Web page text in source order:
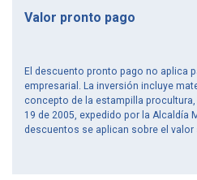
Valor pronto pago
El descuento pronto pago no aplica
empresarial. La inversión incluye
concepto de la estampilla
19 de 2005, expedido por la Alcaldía
descuentos se aplican sobre el valor